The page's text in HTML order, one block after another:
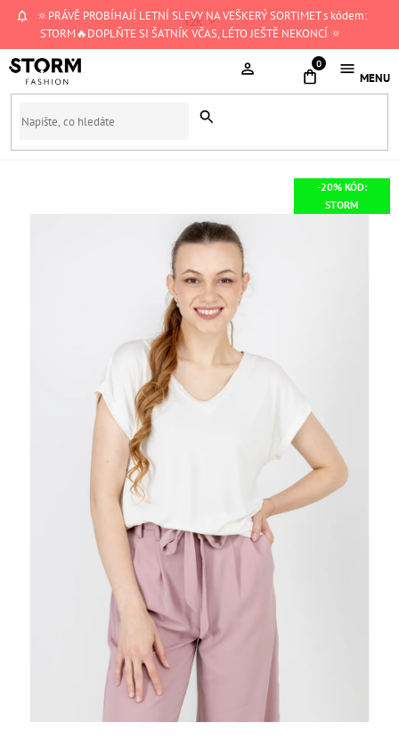
Přejít
🔅PRÁVĚ PROBÍHAJÍ LETNÍ SLEVY NA VEŠKERÝ SORTIMET s kódem:
STORM🔥DOPLŇTE SI ŠATNÍK VČAS, LÉTO JEŠTĚ NEKONCÍ 🔅
CZK
NÁKUPNÍ
-20% KÓD:
STORM